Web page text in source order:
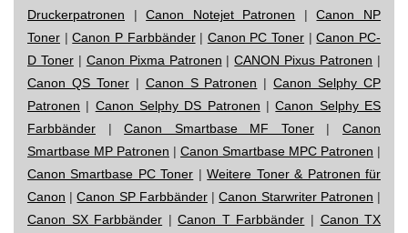
Druckerpatronen |Canon Notejet Patronen |Canon NP
Toner |Canon P Farbbänder| Canon PC Toner |Canon PC-
D Toner| Canon Pixma Patronen |CANON Pixus Patronen |
Canon QS Toner| Canon S Patronen |Canon Selphy CP
Patronen | Canon Selphy DS Patronen |Canon Selphy ES
Farbbänder |Canon Smartbase MF Toner|Canon
Smartbase MP Patronen | Canon Smartbase MPC Patronen |
Canon Smartbase PC Toner |Weitere Toner & Patronen für
Canon |Canon SP Farbbänder|Canon Starwriter Patronen |
Canon SX Farbbänder |Canon T Farbbänder | Canon TX